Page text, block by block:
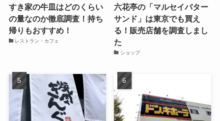
すき家の牛皿はどのくらい
の量なのか徹底調査！持ち
帰りもおすすめ！
レストラン・カフェ
六花亭の「マルセイバター
サンド」は東京でも買え
る！販売店舗を調査しまし
た
ショップ